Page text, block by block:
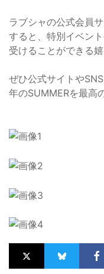
ラブシャの公式会員
すると、特別イベン
受けることができる
ぜひ公式サイトや
年のSUMMERを最高